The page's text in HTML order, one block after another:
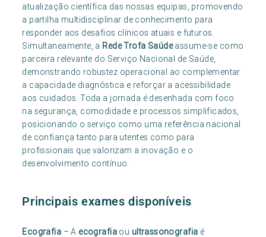
atualização científica das nossas equipas, promovendo
a partilha multidisciplinar de conhecimento para
responder aos desafios clínicos atuais e futuros.
Simultaneamente, a Rede Trofa Saúdeassume-se como
parceira relevante do Serviço Nacional de Saúde,
demonstrando robustez operacional ao complementar
a capacidade diagnóstica e reforçar a acessibilidade
aos cuidados. Toda a jornada é desenhada com foco
na segurança, comodidade e processos simplificados,
posicionando o serviço como uma referência nacional
de confiança tanto para utentes como para
profissionais que valorizam a inovação e o
desenvolvimento contínuo.
Principais exames disponíveis
Ecografia – A ecografia ou ultrassonografia é